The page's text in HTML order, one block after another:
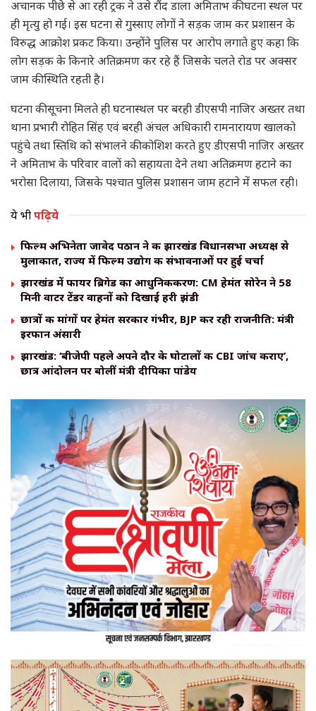
अचानक पीछे से आ रही ट्रक ने उसे रौंद डाला अमिताभ की घटना स्थल पर
ही मृत्यु हो गई। इस घटना से गुस्साए लोगों ने सड़क जाम कर प्रशासन के
विरुद्ध आक्रोश प्रकट किया। उन्होंने पुलिस पर आरोप लगाते हुए कहा कि
लोग सड़क के किनारे अतिक्रमण कर रहे हैं जिसके चलते रोड पर अक्सर
जाम की स्थिति रहती है।
घटना की सूचना मिलते ही घटनास्थल पर बरही डीएसपी नाजिर अख्तर तथा
थाना प्रभारी रोहित सिंह एवं बरही अंचल अधिकारी रामनारायण खालको
पहुंचे तथा स्तिथि को संभालने की कोशिश करते हुए डीएसपी नाजिर अख्तर
ने अमिताभ के परिवार वालों को सहायता देने तथा अतिक्रमण हटाने का
भरोसा दिलाया, जिसके पश्चात पुलिस प्रशासन जाम हटाने में सफल रही।
ये भीपढ़िये
फिल्म अभिनेता जावेद पठान ने की झारखंड विधानसभा अध्यक्ष से
मुलाकात, राज्य में फिल्म उद्योग की संभावनाओं पर हुई चर्चा
झारखंड में फायर ब्रिगेड का आधुनिकीकरण: CM हेमंत सोरेन ने 58
मिनी वाटर टेंडर वाहनों को दिखाई हरी झंडी
छात्रों की मांगों पर हेमंत सरकार गंभीर, BJP कर रही राजनीति: मंत्री
इरफान अंसारी
झारखंड: ‘बीजेपी पहले अपने दौर के घोटालों की CBI जांच कराए’,
छात्र आंदोलन पर बोलीं मंत्री दीपिका पांडेय